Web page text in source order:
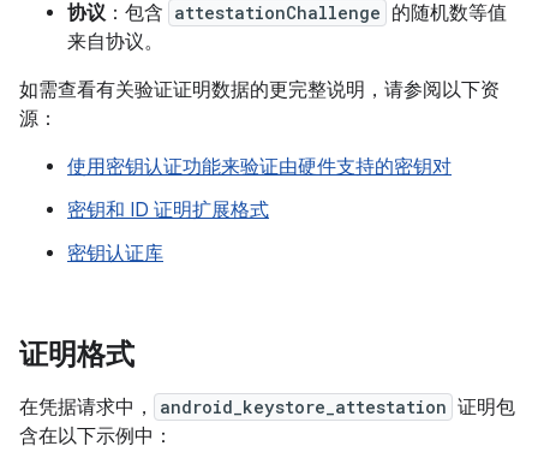
协议：包含 attestationChallenge 的随机数等值
来自协议。
如需查看有关验证证明数据的更完整说明，请参阅以下资
源：
使用密钥认证功能来验证由硬件支持的密钥对
密钥和 ID 证明扩展格式
密钥认证库
证明格式
在凭据请求中， android_keystore_attestation 证明包
含在以下示例中：